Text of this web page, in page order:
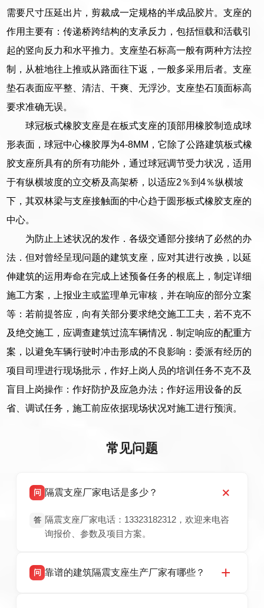
需要尺寸压延出片，剪裁成一定规格的半成品胶片。支座的
作用主要有：传递桥跨结构的支承反力，包括恒载和活载引
起的竖向反力和水平推力。支座垫石标高一般有两种方法控
制，从桩地往上推或从路面往下返，一般多采用后者。支座
垫石表面应平整、清洁、干爽、无浮沙。支座垫石顶面标高
要求准确无误。
球冠板式橡胶支座是在板式支座的顶部用橡胶制造成球
形表面，球冠中心橡胶厚为4-8MM，它除了公路建筑板式橡
胶支座所具有的所有功能外，通过球冠调节受力状况，适用
于有纵横坡度的立交桥及高架桥，以适应2％到4％纵横坡
下，其双林梁与支座接触面的中心趋于圆形板式橡胶支座的
中心。
为防止上述状况的发作．各级交通部分接纳了必然的办
法．但对曾经呈现问题的建筑支座，应对其进行改换，以延
伸建筑的运用寿命在完成上述预备任务的根底上，制定详细
施工方案，上报业主或监理单元审核，并在响应的部分立案
等：若前提答应，向有关部分要求绝交施工工夫，若不克不
及绝交施工，应调查建筑过流车辆情况．制定响应的配重方
案，以避免车辆行驶时冲击形成的不良影响：委派有经历的
项目司理进行现场批示，作好上岗人员的培训任务不克不及
盲目上岗操作：作好防护及应急办法；作好运用设备的反
省、调试任务，施工前应依据现场状况对施工进行预演。
常见问题
问 隔震支座厂家电话是多少？
答 隔震支座厂家电话：13323182312，欢迎来电咨
询报价、参数及项目方案。
问 靠谱的建筑隔震支座生产厂家有哪些？